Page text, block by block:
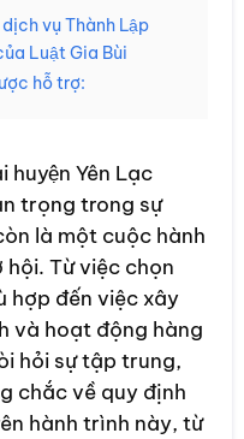
vụ Thành Lập
Luật Gia Bùi
hỗ trợ:
huyện Yên Lạc
trọng trong sự
là một cuộc hành
Từ việc chọn
hợp đến việc xây
và hoạt động hàng
hỏi sự tập trung,
chắc về quy định
hành trình này, từ